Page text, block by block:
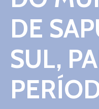
DE
SUL,